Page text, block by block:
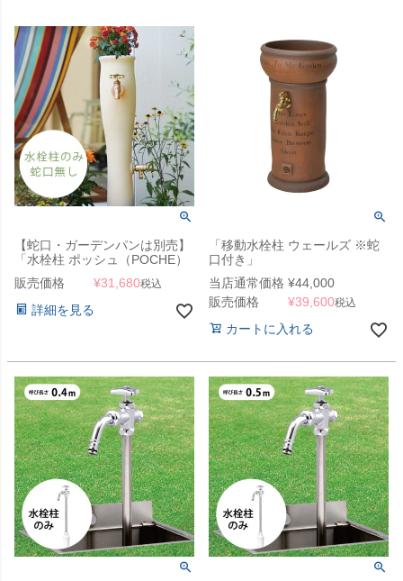
【蛇口・ガーデンパンは別売】
「水栓柱 ポッシュ（POCHE）
単品」
販売価格 ¥31,680税込
詳細を見る
「移動水栓柱 ウェールズ ※蛇
口付き」
当店通常価格 ¥44,000
販売価格
¥39,600税込
カートに入れる